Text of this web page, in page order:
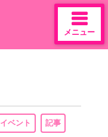
メニュー
イベント 記事